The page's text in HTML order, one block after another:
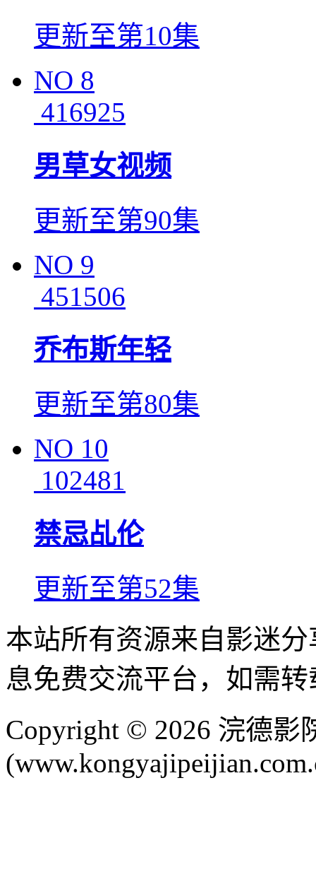
更新至第10集
NO 8
416925
男草女视频
更新至第90集
NO 9
451506
乔布斯年轻
更新至第80集
NO 10
102481
禁忌乩伦
更新至第52集
本站所有资源来自影迷
息免费交流平台，如需
Copyright © 2026 浣德影